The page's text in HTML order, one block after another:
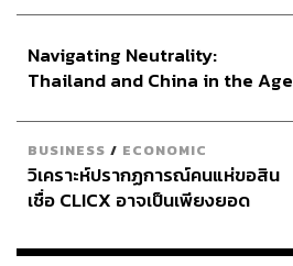
Navigating Neutrality:
Thailand and China in the Age
BUSINESS / ECONOMIC
วิเคราะห์ปรากฏการณ์คนแห่ขอสิน
เชื่อ CLICX อาจเป็นเพียงยอด
เรือนไทยที่ถูกซุกไว้